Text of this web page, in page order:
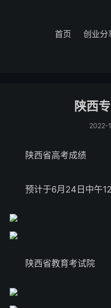
首页 创业分
陕西
2022-
陕西省高考成绩
预计于6月24日中午
陕西省教育考试院